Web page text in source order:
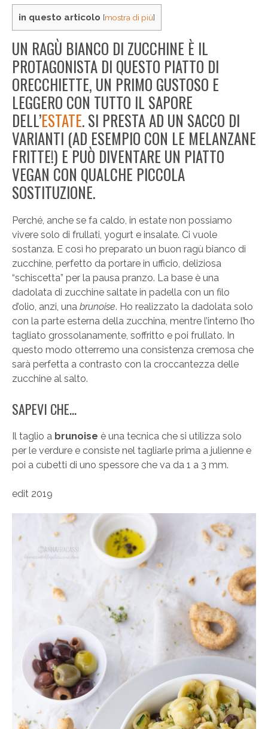
in questo articolo [mostra di più]
UN RAGÙ BIANCO DI ZUCCHINE È IL
PROTAGONISTA DI QUESTO PIATTO DI
ORECCHIETTE, UN PRIMO GUSTOSO E
LEGGERO CON TUTTO IL SAPORE
DELL’ESTATE. SI PRESTA AD UN SACCO DI
VARIANTI (AD ESEMPIO CON LE MELANZANE
FRITTE!) E PUÒ DIVENTARE UN PIATTO
VEGAN CON QUALCHE PICCOLA
SOSTITUZIONE.
Perché, anche se fa caldo, in estate non possiamo
vivere solo di frullati, yogurt e insalate. Ci vuole
sostanza. E così ho preparato un buon ragù bianco di
zucchine, perfetto da portare in ufficio, deliziosa
“schiscetta” per la pausa pranzo. La base è una
dadolata di zucchine saltate in padella con un filo
d’olio, anzi, una brunoise. Ho realizzato la dadolata solo
con la parte esterna della zucchina, mentre l’interno l’ho
tagliato grossolanamente, soffritto e poi frullato. In
questo modo otterremo una consistenza cremosa che
sarà perfetta a contrasto con la croccantezza delle
zucchine al salto.
SAPEVI CHE…
Il taglio a brunoise è una tecnica che si utilizza solo
per le verdure e consiste nel tagliarle prima a julienne e
poi a cubetti di uno spessore che va da 1 a 3 mm.
edit 2019